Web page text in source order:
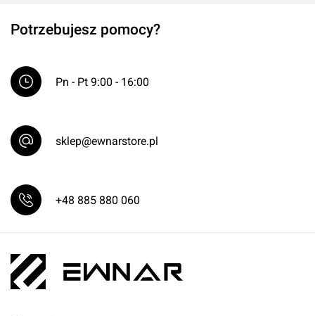
Potrzebujesz pomocy?
Pn - Pt 9:00 - 16:00
sklep@ewnarstore.pl
+48 885 880 060